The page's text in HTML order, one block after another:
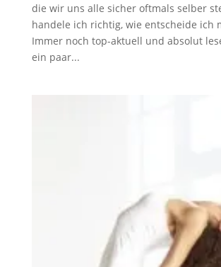
die wir uns alle sicher oftmals selber
handele ich richtig, wie entscheide ich
Immer noch top-aktuell und absolut
ein paar...